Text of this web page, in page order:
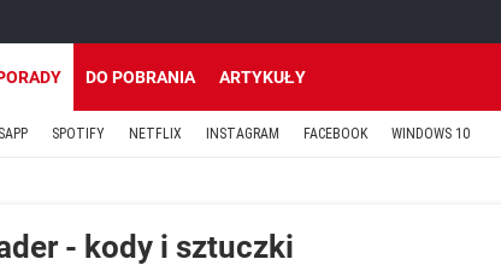
DO POBRANIA ARTYKUŁY
SPOTIFY NETFLIX INSTAGRAM FACEBOOK WINDOWS 10
- kody i sztuczki